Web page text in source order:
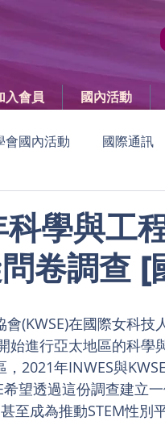
入會員 國內活動
會國內活動 國際通訊
會會員大會
科學與工
卷調查 [
(KWSE)在國際女科
始進行亞太地區的科學
2021年INWES與
希望透過這份調查建立
至成為推動STEM性別